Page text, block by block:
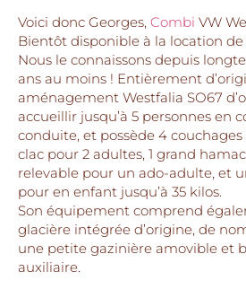
Voici donc Georges, Combi VW
Bientôt disponible à la location
Nous le connaissons depuis
ans au moins ! Entièrement
aménagement Westfalia SO67
accueillir jusqu’à 5 personnes en
conduite, et possède 4
clac pour 2 adultes, 1 grand
relevable pour un ado-adulte, et
pour en enfant jusqu’à 35 kilos.
Son équipement comprend
glacière intégrée d’origine, de
une petite gazinière amovible et
auxiliaire.